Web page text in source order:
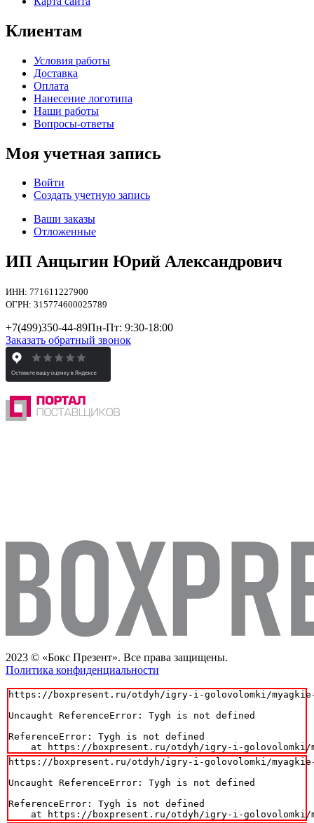
Клиентам
Условия работы
Доставка
Оплата
Нанесение логотипа
Наши работы
Вопросы-ответы
Моя учетная запись
Войти
Создать учетную запись
Ваши заказы
Отложенные
ИП Анцыгин Юрий Александрович
ИНН: 771611227900
ОГРН: 315774600025789
+7(499)350-44-89Пн-Пт: 9:30-18:00
Заказать обратный звонок
2023 © «Бокс Презент». Все права защищены.
Политика конфиденциальности
https://boxpresent.ru/otdyh/igry-i-golovolomki/myagkie-
Uncaught ReferenceError: Tygh is not defined
ReferenceError: Tygh is not defined
at https://boxpresent.ru/otdyh/igry-i-
https://boxpresent.ru/otdyh/igry-i-golovolomki/myagkie-
Uncaught ReferenceError: Tygh is not defined
ReferenceError: Tygh is not defined
at https://boxpresent.ru/otdyh/igry-i-